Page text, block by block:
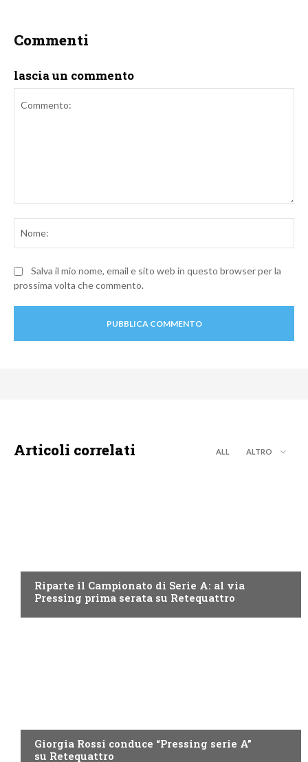
Commenti
lascia un commento
Salva il mio nome, email e sito web in questo browser per la
prossima volta che commento.
Articoli correlati ALL ALTRO
Riparte il Campionato di Serie A: al via
Pressing prima serata su Retequattro
Giorgia Rossi conduce “Pressing serie A”
su Retequattro